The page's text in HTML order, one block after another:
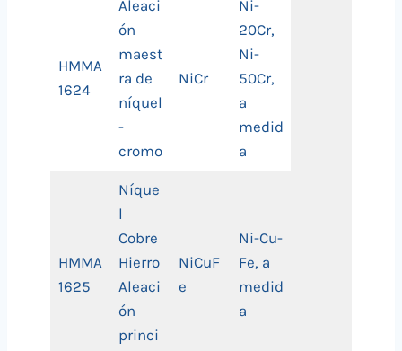
HMMA
1624
Aleaci
ón
maest
ra de
níquel
-
cromo
NiCr
Ni-
20Cr,
Ni-
50Cr,
a
medid
a
HMMA
1625
Níque
l
Cobre
Hierro
Aleaci
ón
princi
NiCuF
e
Ni-Cu-
Fe, a
medid
a